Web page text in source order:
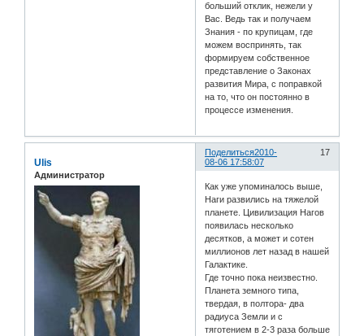
больший отклик, нежели у
Вас. Ведь так и получаем
Знания - по крупицам, где
можем воспринять, так
формируем собственное
представление о Законах
развития Мира, с поправкой
на то, что он постоянно в
процессе изменения.
Поделиться 17
2010-
08-06 17:58:07
Ulis
Администратор
Как уже упоминалось выше,
Наги развились на тяжелой
планете. Цивилизация Нагов
появилась несколько
десятков, а может и сотен
миллионов лет назад в нашей
Галактике.
Где точно пока неизвестно.
Планета земного типа,
твердая, в полтора- два
радиуса Земли и с
тяготением в 2-3 раза больше